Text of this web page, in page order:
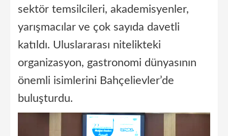
sektör temsilcileri, akademisyenler,
yarışmacılar ve çok sayıda davetli
katıldı. Uluslararası nitelikteki
organizasyon, gastronomi dünyasının
önemli isimlerini Bahçelievler’de
buluşturdu.